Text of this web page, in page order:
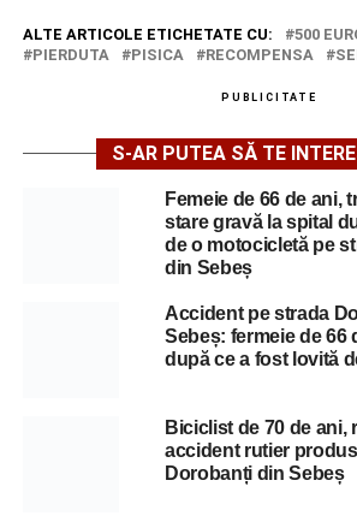
ALTE ARTICOLE ETICHETATE CU: 500
PIERDUTA
PISICA RECOMPENSA
PUBLICITATE
S-AR PUTEA SĂ TE
Femeie de 66 de ani,
stare gravă la spital
de o motocicletă pe
din Sebeș
Accident pe strada
Sebeș: fermeie de 66
după ce a fost lovită
Biciclist de 70 de ani,
accident rutier
Dorobanți din Sebeș